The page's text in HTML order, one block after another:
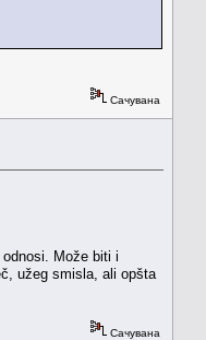
Сачувана
Može biti i
užeg smisla, ali opšta
Сачувана